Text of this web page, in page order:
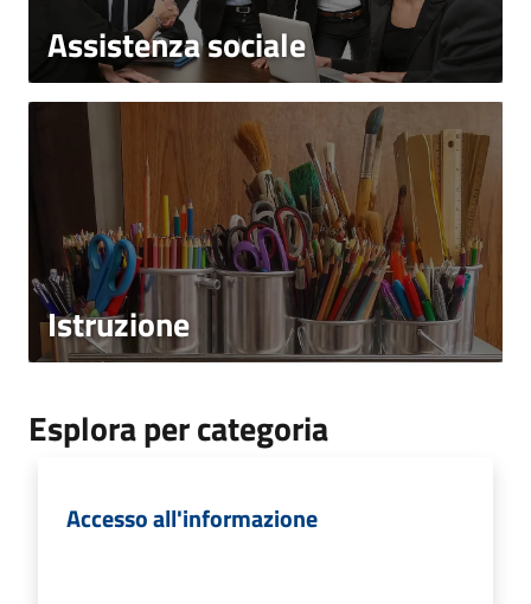
Assistenza sociale
Istruzione
Esplora per categoria
Accesso all'informazione